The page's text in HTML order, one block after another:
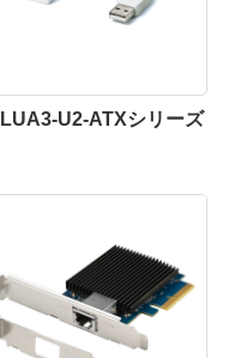
LUA3-U2-ATXシリーズ